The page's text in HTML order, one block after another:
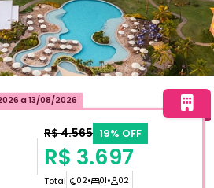
a 13/08/2026
R$ 4.565 19% OFF
R$ 3.697
Total 02• 01• 02